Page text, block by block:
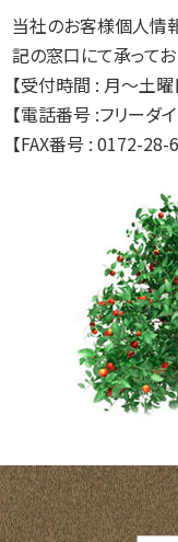
当社のお客様個人情
記の窓口にて承ってお
【受付時間 : 月～土
【電話番号 :フリーダ
【FAX番号 : 0172-28-